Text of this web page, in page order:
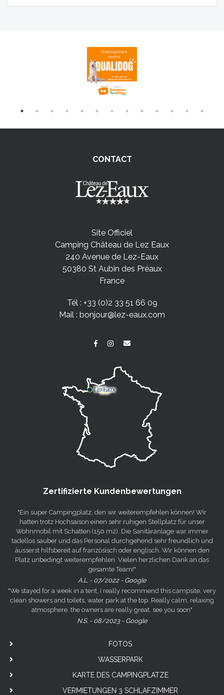
CONTACT
Site Officiel
Camping Château de Lez Eaux
240 Avenue de Lez-Eaux
50380 St Aubin des Préaux
France
Tél : +33 (0)2 33 51 66 09
Mail : bonjour@lez-eaux.com
Zertifizierte Kundenbewertungen
"Ein super Campingplatz, den wir weiterempfehlen können! Wir
hatten trotz Hochsaison einen sehr ruhigen Stellplatz für unser
Wohnmobil mit Schatten (150 m2). Die Sanitäranlage war immer
tadellos sauber und das Personal durchgehend sehr freundlich und
äusserst hilfsbereit auf französisch oder englisch. Wir können den
Platz unbedingt weiterempfehlen. Vielen herzlichen Dank an das
gesamte Team!"
A.L. - 07/2022 - Google
"We stayed for a week in a tent, I really recommend this campsite, very
clean showers and toilets, water park at the top. Really calm, relaxing
atmosphere. the owners are really great. see you soon"
N.S. - 08/2023 - Google
FOTOS
WASSERPARK
KARTE DES CAMPINGPLATZE
VERMIETUNGEN 3 SCHLAFZIMMER